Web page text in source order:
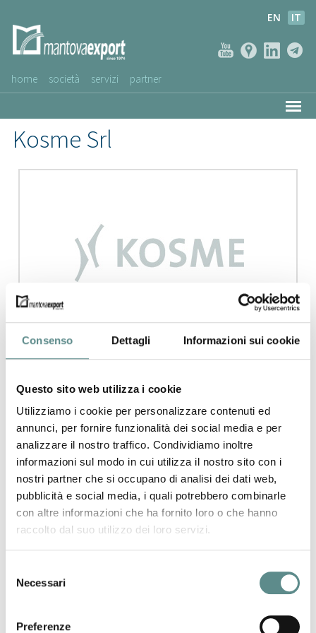
Consenso Dettagli Informazioni sui cookie
Questo sito web utilizza i cookie
Utilizziamo i cookie per personalizzare contenuti ed
annunci, per fornire funzionalità dei social media e per
analizzare il nostro traffico. Condividiamo inoltre
informazioni sul modo in cui utilizza il nostro sito con i
nostri partner che si occupano di analisi dei dati web,
pubblicità e social media, i quali potrebbero combinarle
con altre informazioni che ha fornito loro o che hanno
raccolto dal suo utilizzo dei loro servizi.
delNecessari
Preferenze
EN IT
home società servizi partner
AZIENDE CLIENTI
Kosme Srl
KOSME s.r.l.
46048 ROVERBELLA (MN)
Telefono +39 0376 751011
Fax +39 0376 751012
Internet
www.kosme.it
kosme@kosme.it
AZIENDA
prestazioni, mantenendo nel contempo elevate caratteristiche
sforzo sin qui compiuto ci vede sicuramente premiati: - Oltre